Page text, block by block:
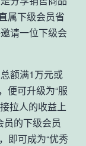
属下级会员省
请一位下级会
额满1万元或
便可升级为“服
拉人的收益上
的下级会员
即可成为“优秀